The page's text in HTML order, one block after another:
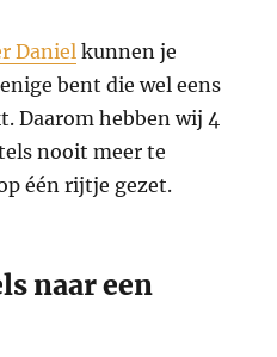
Daniel kunnen je
bent die wel eens
Daarom hebben wij 4
nooit meer te
één rijtje gezet.
naar een